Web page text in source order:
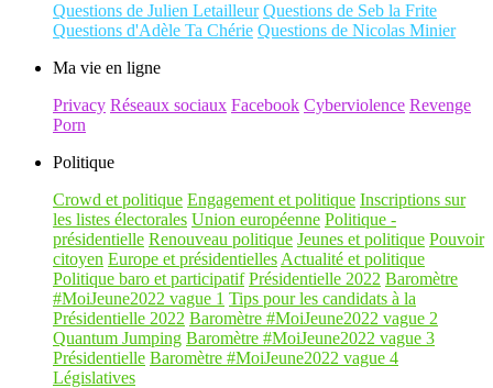
Questions de Julien Letailleur Questions de Seb la Frite
Questions d'Adèle Ta Chérie Questions de Nicolas Minier
Ma vie en ligne
Privacy Réseaux sociaux Facebook Cyberviolence Revenge
Porn
Politique
Crowd et politique Engagement et politique Inscriptions sur
les listes électorales Union européenne Politique -
présidentielle Renouveau politique Jeunes et politique Pouvoir
citoyen Europe et présidentielles Actualité et politique
Politique baro et participatif Présidentielle 2022 Baromètre
#MoiJeune2022 vague 1 Tips pour les candidats à la
Présidentielle 2022 Baromètre #MoiJeune2022 vague 2
Quantum Jumping Baromètre #MoiJeune2022 vague 3
Présidentielle Baromètre #MoiJeune2022 vague 4
Législatives